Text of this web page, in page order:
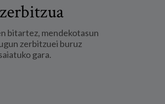
bitartez, mendekotasun
zerbitzuei buruz
gara.